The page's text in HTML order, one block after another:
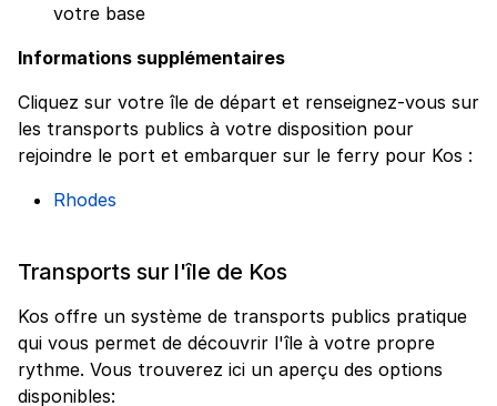
votre base
Informations supplémentaires
Cliquez sur votre île de départ et renseignez-vous sur
les transports publics à votre disposition pour
rejoindre le port et embarquer sur le ferry pour Kos :
Rhodes
Transports sur l'île de Kos
Kos offre un système de transports publics pratique
qui vous permet de découvrir l'île à votre propre
rythme. Vous trouverez ici un aperçu des options
disponibles: